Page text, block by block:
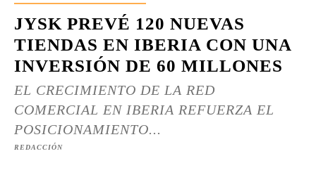
JYSK PREVÉ 120 NUEVAS
TIENDAS EN IBERIA CON UNA
INVERSIÓN DE 60 MILLONES
EL CRECIMIENTO DE LA RED
COMERCIAL EN IBERIA REFUERZA EL
POSICIONAMIENTO...
REDACCIÓN